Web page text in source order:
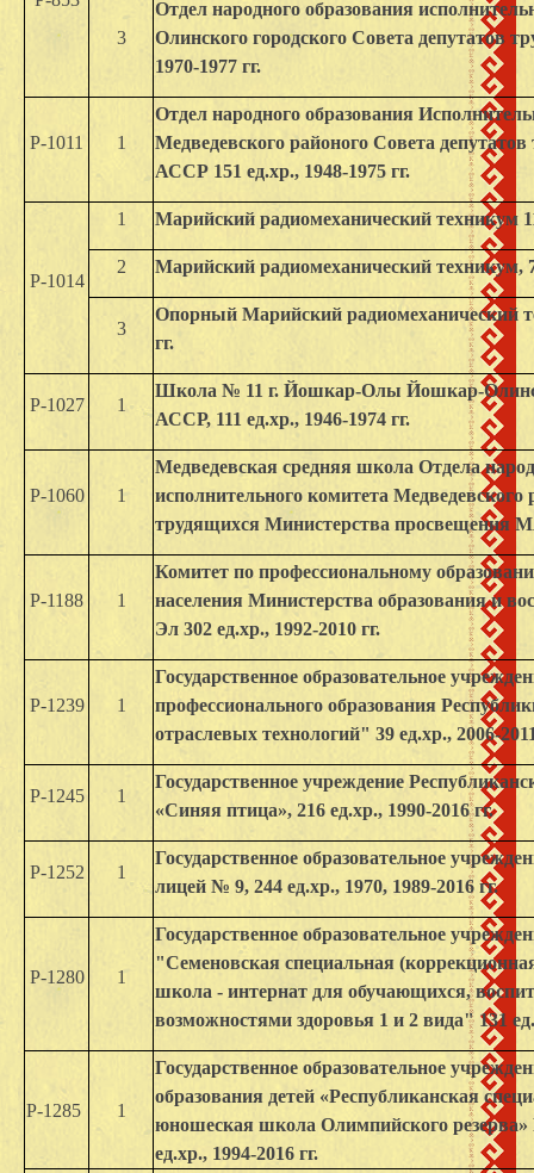
3
Отдел народного образования
Олинского городского Совета депутатов
1970-1977 гг.
Р-1011 1
Отдел народного образования
Медведевского районого Совета
АССР 151 ед.хр., 1948-1975 гг.
Р-1014
1 Марийский радиомеханический техникум
2 Марийский радиомеханический техникум,
3
Опорный Марийский радиомеханический
гг.
Р-1027 1
Школа № 11 г. Йошкар-Олы Йошкар-
АССР, 111 ед.хр., 1946-1974 гг.
Р-1060 1
Медведевская средняя школа Отдела
исполнительного комитета Медведевского
трудящихся Министерства просвещения
Р-1188 1
Комитет по профессиональному
населения Министерства образования и
Эл 302 ед.хр., 1992-2010 гг.
Р-1239 1
Государственное образовательное
профессионального образования
отраслевых технологий" 39 ед.хр., 2006-
Р-1245 1
Государственное учреждение
«Синяя птица», 216 ед.хр., 1990-2016 гг.
Р-1252 1
Государственное образовательное
лицей № 9, 244 ед.хр., 1970, 1989-2016 гг.
Р-1280 1
Государственное образовательное
"Семеновская специальная
школа - интернат для обучающихся,
возможностями здоровья 1 и 2 вида" 131
Р-1285 1
Государственное образовательное
образования детей «Республиканская
юношеская школа Олимпийского
ед.хр., 1994-2016 гг.